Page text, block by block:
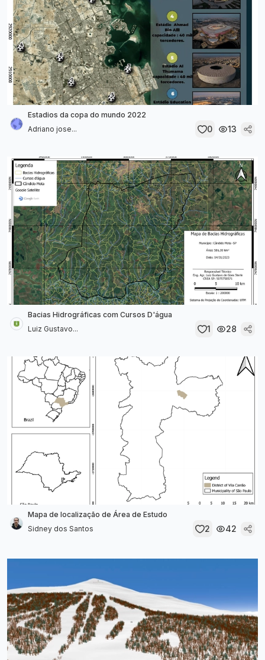
Estadios da copa do mundo 2022
Adriano jose...
0 13
Bacias Hidrográficas com Cursos D'água
Luiz Gustavo...
1 28
Mapa de localização de Área de Estudo
Sidney dos Santos
2 42